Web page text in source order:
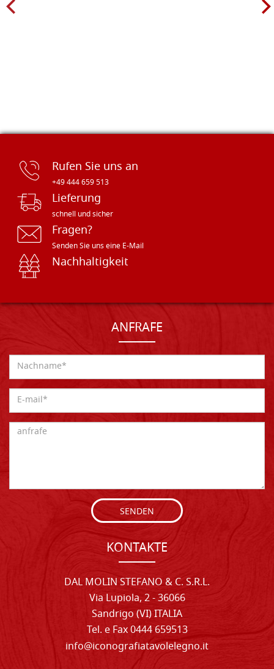
Rufen Sie uns an
+49 444 659 513
Lieferung
schnell und sicher
Fragen?
Senden Sie uns eine E-Mail
Nachhaltigkeit
ANFRAFE
SENDEN
KONTAKTE
DAL MOLIN STEFANO & C. S.R.L.
Via Lupiola, 2 - 36066
Sandrigo (VI) ITALIA
Tel. e Fax 0444 659513
info@iconografiatavolelegno.it